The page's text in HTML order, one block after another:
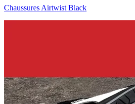
Chaussures Airtwist Black